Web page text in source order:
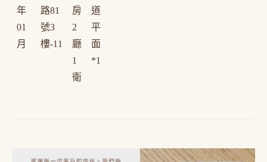
年
01
月
路81
號3
樓-11
房
2
廳
1
衛
道
平
面
*1